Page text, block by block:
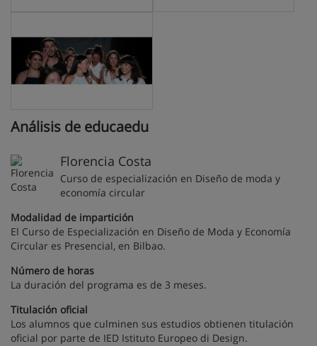
Análisis de educaedu
Florencia Costa
Curso de especialización en Diseño de moda y
economía circular
Modalidad de impartición
El Curso de Especialización en Diseño de Moda y Economía
Circular es Presencial, en Bilbao.
Número de horas
La duración del programa es de 3 meses.
Titulación oficial
Los alumnos que culminen sus estudios obtienen titulación
oficial por parte de IED Istituto Europeo di Design.